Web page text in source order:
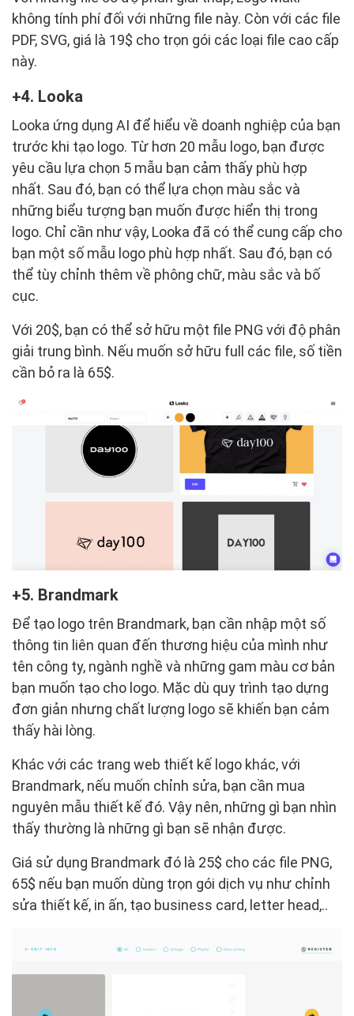
không tính phí đối với những file này. Còn với các file
PDF, SVG, giá là 19$ cho trọn gói các loại file cao cấp
này.
4. Looka
Looka ứng dụng AI để hiểu về doanh nghiệp của bạn
trước khi tạo logo. Từ hơn 20 mẫu logo, bạn được
yêu cầu lựa chọn 5 mẫu bạn cảm thấy phù hợp
nhất. Sau đó, bạn có thể lựa chọn màu sắc và
những biểu tượng bạn muốn được hiển thị trong
logo. Chỉ cần như vậy, Looka đã có thể cung cấp cho
bạn một số mẫu logo phù hợp nhất. Sau đó, bạn có
thể tùy chỉnh thêm về phông chữ, màu sắc và bố
cục.
Với 20$, bạn có thể sở hữu một file PNG với độ phân
giải trung bình. Nếu muốn sở hữu full các file, số tiền
cần bỏ ra là 65$.
5. Brandmark
Để tạo logo trên Brandmark, bạn cần nhập một số
thông tin liên quan đến thương hiệu của mình như
tên công ty, ngành nghề và những gam màu cơ bản
bạn muốn tạo cho logo. Mặc dù quy trình tạo dựng
đơn giản nhưng chất lượng logo sẽ khiến bạn cảm
thấy hài lòng.
Khác với các trang web thiết kế logo khác, với
Brandmark, nếu muốn chỉnh sửa, bạn cần mua
nguyên mẫu thiết kế đó. Vậy nên, những gì bạn nhìn
thấy thường là những gì bạn sẽ nhận được.
Giá sử dụng Brandmark đó là 25$ cho các file PNG,
65$ nếu bạn muốn dùng trọn gói dịch vụ như chỉnh
sửa thiết kế, in ấn, tạo business card, letter head,..